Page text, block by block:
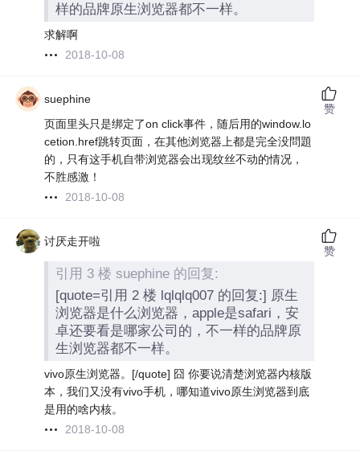
样的品牌原生浏览器都不一样。
求解啊
2018-10-08
suephine
页面里头只是绑定了on click事件，随后用的window.lo
cetion.href跳转页面，在其他浏览器上都是完全没問題
的，只有这手机自带浏览器会出现纹丝不动的情况，
不胜感激！
2018-10-08
赞
讨厌走开啦
引用 3 楼 suephine 的回复:
[quote=引用 2 楼 lqlqlq007 的回复:] 原生
浏览器是什么浏览器，apple是safari，安
卓还要看是哪家公司的，不一样的品牌原
生浏览器都不一样。
vivo原生浏览器。[/quote] 囧 你要说清楚浏览器内核版
本，我们又没有vivo手机，哪知道vivo原生浏览器到底
是用的啥内核。
2018-10-08
赞